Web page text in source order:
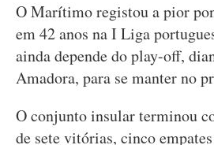
O Marítimo registou a pior
em 42 anos na I Liga
ainda depende do play-off,
Amadora, para se manter no
O conjunto insular terminou
de sete vitórias, cinco